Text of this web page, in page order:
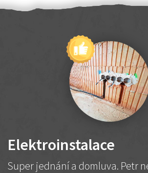
Elektroinstalace
Super jednání a domluva. Petr